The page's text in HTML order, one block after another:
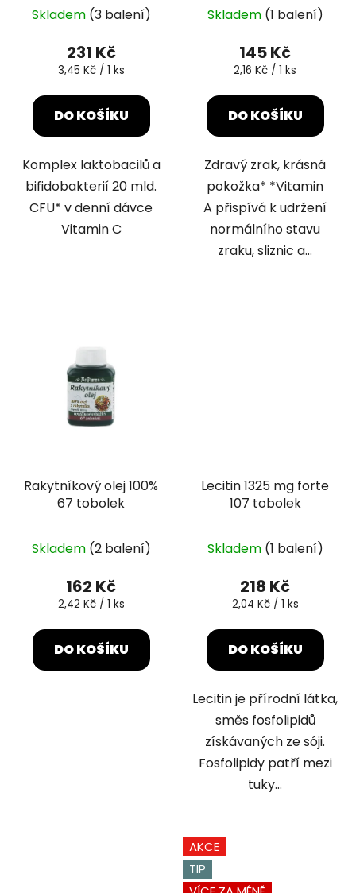
kapslí
Skladem (3 balení)
231 Kč
Měrná
3,45 Kč / 1 ks
DO KOŠÍKU
Komplex laktobacilů a
bifidobakterií 20 mld.
CFU* v denní dávce
Vitamin C
Skladem (1 balení)
145 Kč
Měrná
2,16 Kč / 1 ks
DO KOŠÍKU
Zdravý zrak, krásná
pokožka* *Vitamin
A přispívá k udržení
normálního stavu
zraku, sliznic a...
Rakytníkový olej 100%
67 tobolek
Skladem (2 balení)
162 Kč
Měrná
2,42 Kč / 1 ks
DO KOŠÍKU
Lecitin 1325 mg forte
107 tobolek
Skladem (1 balení)
218 Kč
Měrná
2,04 Kč / 1 ks
DO KOŠÍKU
Lecitin je přírodní látka,
směs fosfolipidů
získávaných ze sóji.
Fosfolipidy patří mezi
tuky...
AKCE
TIP